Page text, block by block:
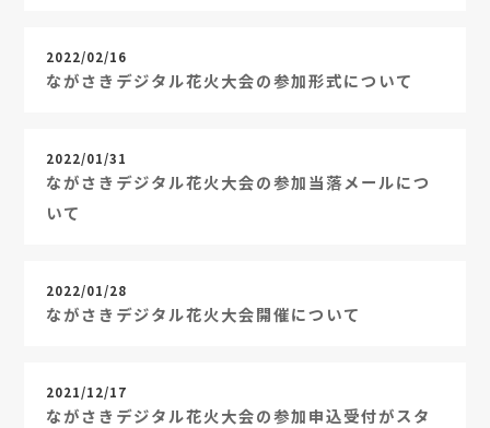
2022/02/16
ながさきデジタル花火大会の参加形式について
2022/01/31
ながさきデジタル花火大会の参加当落メールにつ
いて
2022/01/28
ながさきデジタル花火大会開催について
2021/12/17
ながさきデジタル花火大会の参加申込受付がスタ